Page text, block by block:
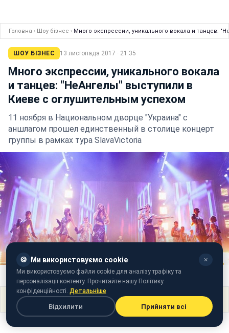
Головна › Шоу бізнес › Много экспрессии, уникального вокала и танцев:
ШОУ БІЗНЕС 13 листопада 2017 · 21:35
Много экспрессии, уникального вокала
и танцев: "НеАнгелы" выступили в
Киеве с оглушительным успехом
11 ноября в Национальном дворце "Украина" с
аншлагом прошел единственный в столице концерт
группы в рамках тура SlavaVictoria
Фото: Концерт в Киеве "НеАнгелов" (пресс-служба)
Поділитися
🍪 Ми використовуємо cookie ✕
Ми використовуємо файли cookie для аналізу трафіку та
персоналізації контенту. Прочитайте нашу Політику
конфіденційності. Детальніше
Відхилити Прийняти всі